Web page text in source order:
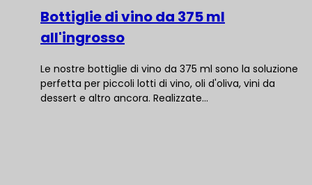
Bottiglie di vino da 375 ml
all'ingrosso
Le nostre bottiglie di vino da 375 ml sono la soluzione
perfetta per piccoli lotti di vino, oli d'oliva, vini da
dessert e altro ancora. Realizzate…